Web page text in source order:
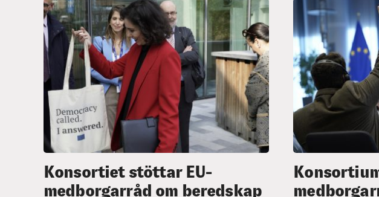
Konsortiet stöttar EU-
medborgarråd om beredskap